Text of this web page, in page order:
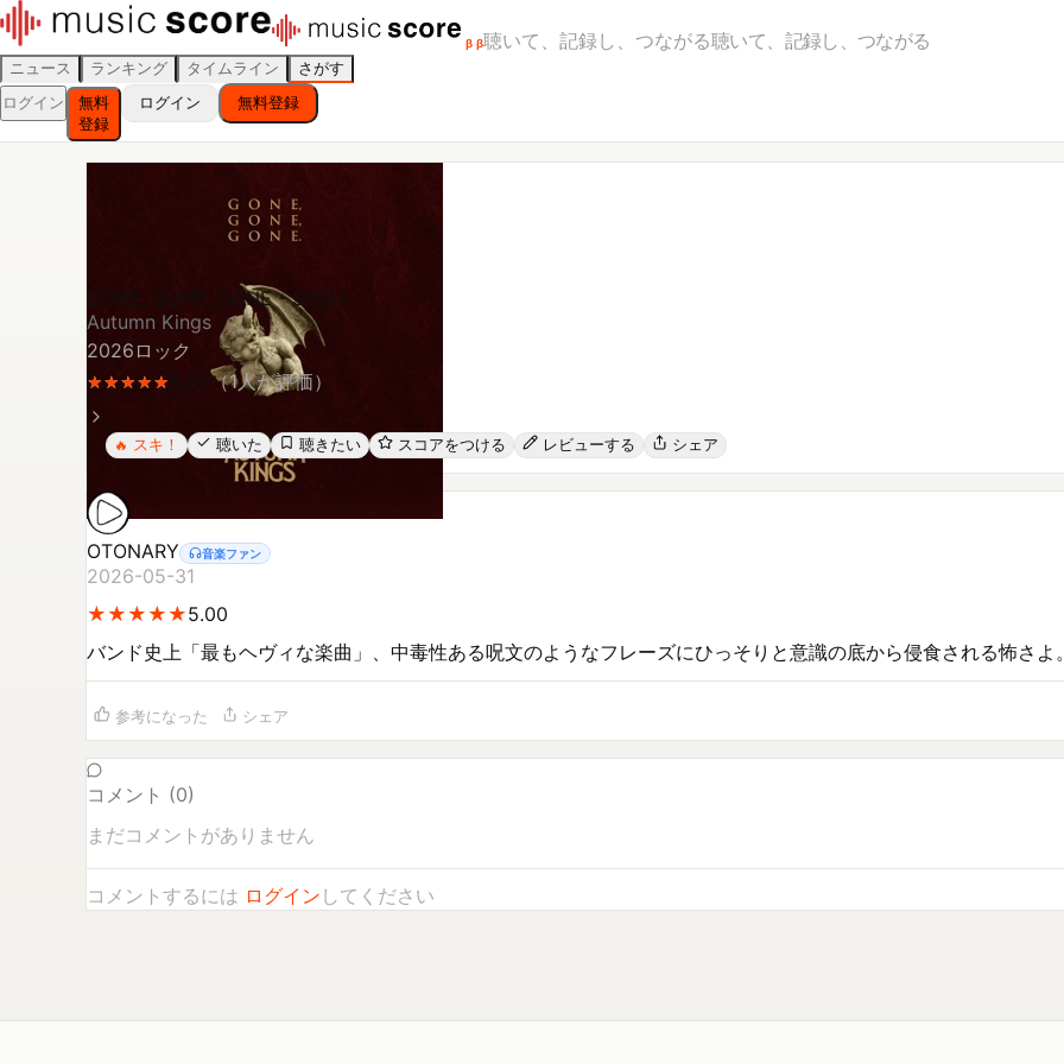
β β聴いて、記録し、つながる聴いて、記録し、つながる
ニュース ランキング タイムライン
さがす
ログイン
無料
登録
ログイン 無料登録
GONE, GONE, GONE - Single
Autumn Kings
2026 ロック
★
★★
★★
★★
★★
★ 5.00 （1人が評価）
🔥 スキ！ 聴いた 聴きたい スコアをつける レビューする シェア
OTONARY 音楽ファン
2026-05-31
★
★★
★★
★★
★★
★5.00
バンド史上「最もヘヴィな楽曲」、中毒性ある呪文のようなフレーズにひっそりと意識の底から侵食される怖さよ
参考になった シェア
コメント (0)
まだコメントがありません
コメントするには ログイン してください